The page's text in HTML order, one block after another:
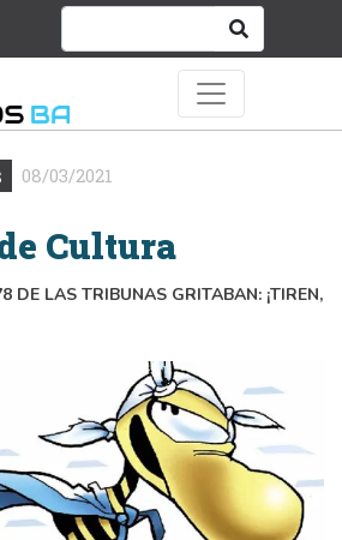
08/03/2021
Cultura
DE LAS TRIBUNAS GRITABAN: ¡TIREN,